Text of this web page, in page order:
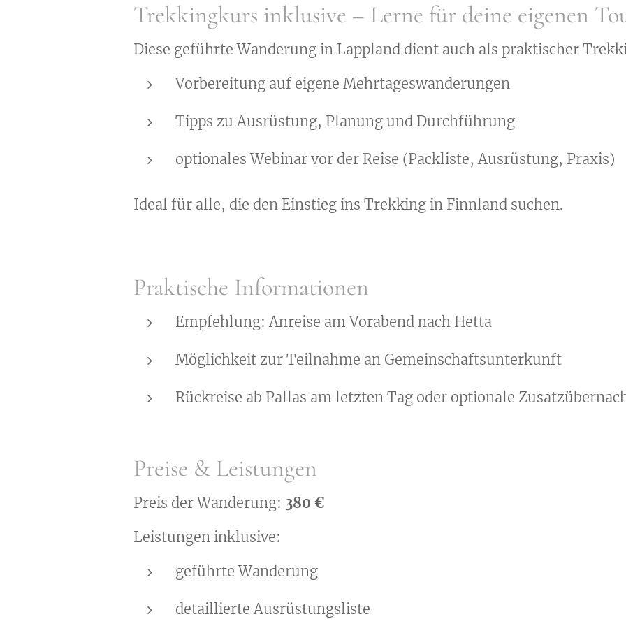
Trekkingkurs inklusive – Lerne für deine eigenen
Diese geführte Wanderung in Lappland dient auch als praktischer
Vorbereitung auf eigene Mehrtageswanderungen
Tipps zu Ausrüstung, Planung und Durchführung
optionales Webinar vor der Reise (Packliste, Ausrüstung, Praxis)
Ideal für alle, die den Einstieg ins Trekking in Finnland suchen.
Praktische Informationen
Empfehlung: Anreise am Vorabend nach Hetta
Möglichkeit zur Teilnahme an Gemeinschaftsunterkunft
Rückreise ab Pallas am letzten Tag oder optionale
Preise & Leistungen
Preis der Wanderung: 380 €
Leistungen inklusive:
geführte Wanderung
detaillierte Ausrüstungsliste